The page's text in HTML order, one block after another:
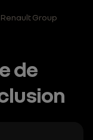
Group
de